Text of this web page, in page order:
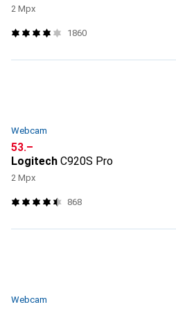
2 Mpx
1860
Webcam
CHF
53.–
Logitech C920S Pro
2 Mpx
868
Webcam